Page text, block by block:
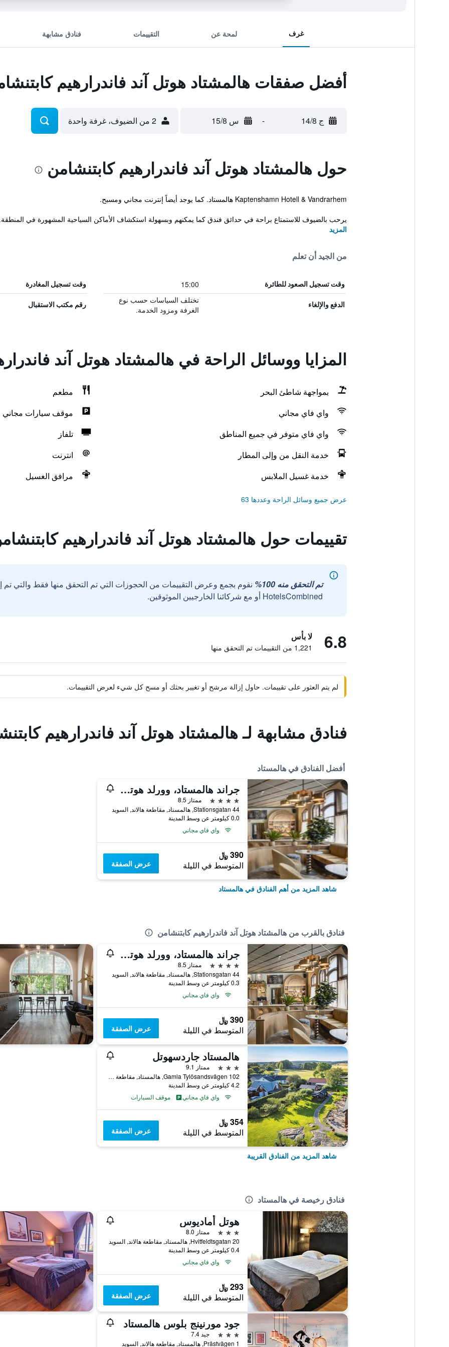
غرف لمحة عن التقييمات فنادق مشابهة
أفضل صفقات هالمشتاد هوتل آند فاندرارهيم
ج 14/8 - س 15/8 2 من الضيوف، غرفة واحدة
حول هالمشتاد هوتل آند فاندرارهيم كابتنشامن
Kaptenshamn Hotell & Vandrarhem هالمستاد. كما يوجد أيضاً إنترنت مجاني ومسبح.
يرحب بالضيوف للاستمتاع براحة في حدائق فندق كما يمكنهم وبسهولة استكشاف الأماكن السياحية المشهورة في
المزيد
من الجيد أن تعلم
وقت تسجيل الصعود للطائرة 15:00 وقت تسجيل المغادرة
الدفع والإلغاء
تختلف السياسات حسب نوع
الغرفة ومزود الخدمة.
رقم مكتب الاستقبال
المزايا ووسائل الراحة في هالمشتاد هوتل آند
بمواجهة شاطئ البحر
مطعم
واي فاي مجاني
موقف سيارات مجاني
واي فاي متوفر في جميع المناطق
تلفاز
خدمة النقل من وإلى المطار
انترنت
خدمة غسيل الملابس
مرافق الغسيل
عرض جميع وسائل الراحة وعددها 63
تقييمات حول هالمشتاد هوتل آند فاندرارهيم
تم التحقق منه 100%
نقوم بجمع وعرض التقييمات من الحجوزات التي تم التحقق منها فقط والتي
HotelsCombined أو مع شركائنا الخارجيين الموثوقين.
6.8 لا بأس
1,221 من التقييمات تم التحقق منها
لم يتم العثور على تقييمات. حاول إزالة مرشح أو تغيير بحثك أو مسح كل شيء لعرض التقييمات.
فنادق مشابهة لـ هالمشتاد هوتل آند فاندرارهيم
أفضل الفنادق في هالمستاد
جراند هالمستاد، وورلد هوتلز كرافتيد
4 نجوم
ممتاز 8.5
Stationsgatan 44, هالمستاد, مقاطعة هالاند, السويد
0.0 كيلومتر عن وسط المدينة
واي فاي مجاني
390 ﷼
المتوسط في الليلة عرض الصفقة
شاهد المزيد من أهم الفنادق في هالمستاد
فنادق بالقرب من هالمشتاد هوتل آند فاندرارهيم كابتنشامن
جراند هالمستاد، وورلد هوتلز كرافتيد
4 نجوم
ممتاز 8.5
Stationsgatan 44, هالمستاد, مقاطعة هالاند, السويد
0.3 كيلومتر عن وسط المدينة
واي فاي مجاني
390 ﷼
المتوسط في الليلة عرض الصفقة
هالمستاد جاردسهوتل
3 نجوم
ممتاز 9.1
102 Gamla Tylösandsvägen, هالمستاد, مقاطعة هالاند, السويد
4.2 كيلومتر عن وسط المدينة
واي فاي مجاني
موقف السيارات
354 ﷼
المتوسط في الليلة عرض الصفقة
شاهد المزيد من الفنادق القريبة
فنادق رخيصة في هالمستاد
هوتل أماديوس
3 نجوم
ممتاز 8.0
Hvitfeldtsgatan 20, هالمستاد, مقاطعة هالاند, السويد
0.4 كيلومتر عن وسط المدينة
واي فاي مجاني
293 ﷼
المتوسط في الليلة عرض الصفقة
جود مورنينج بلوس هالمستاد
3 نجوم
جيد 7.4
Prästvägen 1, هالمستاد, مقاطعة هالاند, السويد